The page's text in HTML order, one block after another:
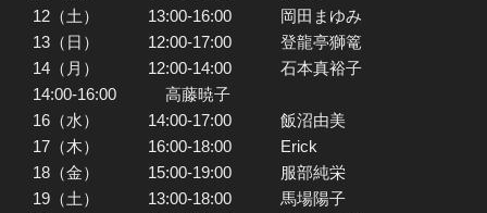
12（土） 13:00-16:00 岡田まゆみ
13（日） 12:00-17:00 登龍亭獅篭
14（月） 12:00-14:00 石本真裕子
14:00-16:00 高藤暁子
16（水） 14:00-17:00 飯沼由美
17（木） 16:00-18:00 Erick
18（金） 15:00-19:00 服部純栄
19（土） 13:00-18:00 馬場陽子